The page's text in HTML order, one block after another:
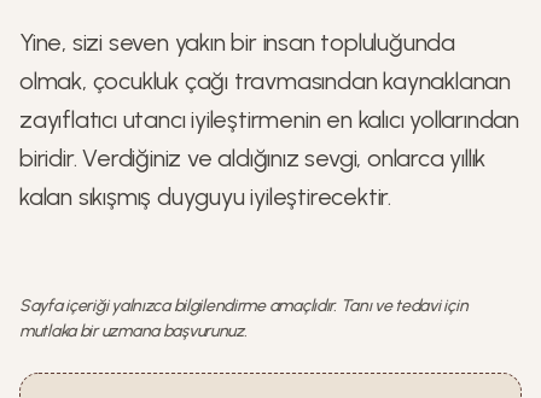
Yine, sizi seven yakın bir insan topluluğunda
olmak, çocukluk çağı travmasından kaynaklanan
zayıflatıcı utancı iyileştirmenin en kalıcı yollarından
biridir. Verdiğiniz ve aldığınız sevgi, onlarca yıllık
kalan sıkışmış duyguyu iyileştirecektir.
Sayfa içeriği yalnızca bilgilendirme amaçlıdır. Tanı ve tedavi için
mutlaka bir uzmana başvurunuz.